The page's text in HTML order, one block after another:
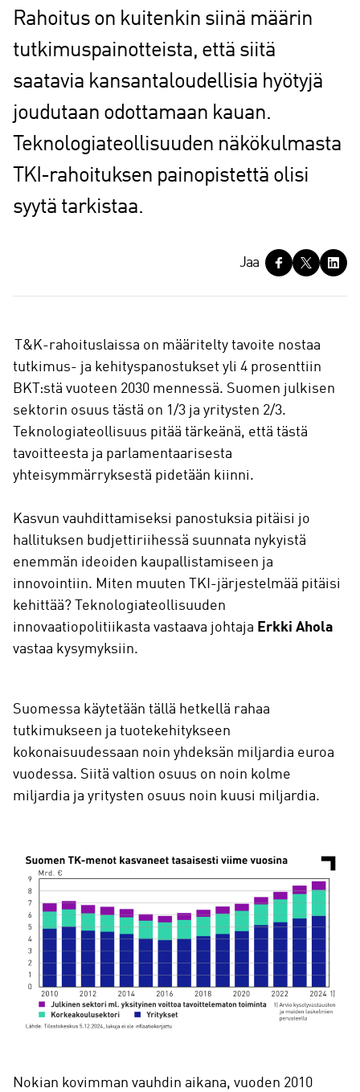
Rahoitus on kuitenkin siinä määrin
tutkimuspainotteista, että siitä
saatavia kansantaloudellisia hyötyjä
joudutaan odottamaan kauan.
Teknologiateollisuuden näkökulmasta
TKI-rahoituksen painopistettä olisi
syytä tarkistaa.
a
Jaa
T&K-rahoituslaissa on määritelty tavoite nostaa
tutkimus- ja kehityspanostukset yli 4 prosenttiin
BKT:stä vuoteen 2030 mennessä. Suomen julkisen
sektorin osuus tästä on 1/3 ja yritysten 2/3.
Teknologiateollisuus pitää tärkeänä, että tästä
tavoitteesta ja parlamentaarisesta
yhteisymmärryksestä pidetään kiinni.
Kasvun vauhdittamiseksi panostuksia pitäisi jo
hallituksen budjettiriihessä suunnata nykyistä
enemmän ideoiden kaupallistamiseen ja
innovointiin. Miten muuten TKI-järjestelmää pitäisi
kehittää? Teknologiateollisuuden
innovaatiopolitiikasta vastaava johtaja Erkki Ahola
vastaa kysymyksiin.
Suomessa käytetään tällä hetkellä rahaa
tutkimukseen ja tuotekehitykseen
kokonaisuudessaan noin yhdeksän miljardia euroa
vuodessa. Siitä valtion osuus on noin kolme
miljardia ja yritysten osuus noin kuusi miljardia.
Nokian kovimman vauhdin aikana, vuoden 2010